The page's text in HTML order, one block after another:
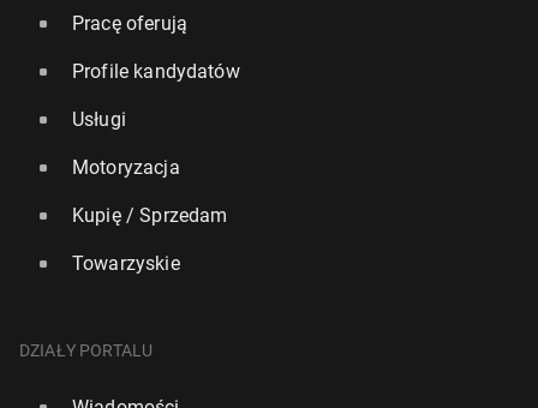
Pracę oferują
Profile kandydatów
Usługi
Motoryzacja
Kupię / Sprzedam
Towarzyskie
DZIAŁY PORTALU